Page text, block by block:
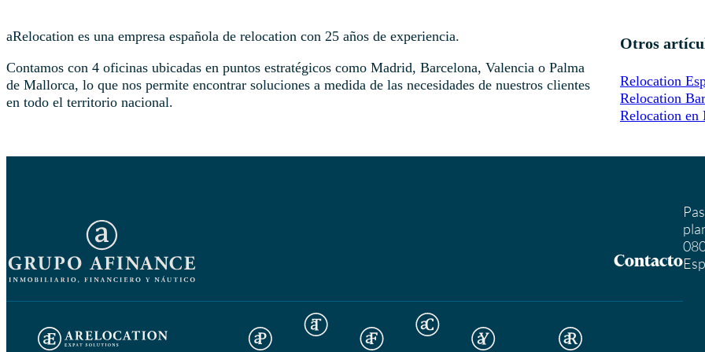
aRelocation es una empresa española de relocation con 25 años de experiencia.
Contamos con 4 oficinas ubicadas en puntos estratégicos como Madrid, Barcelona, Valencia o Palma
de Mallorca, lo que nos permite encontrar soluciones a medida de las necesidades de nuestros clientes
en todo el territorio nacional.
Otros
Relocation
Relocation
Relocation en
Contacto